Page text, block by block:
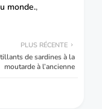
monde.
PLUS RÉCENTE
de sardines à la
moutarde à l’ancienne